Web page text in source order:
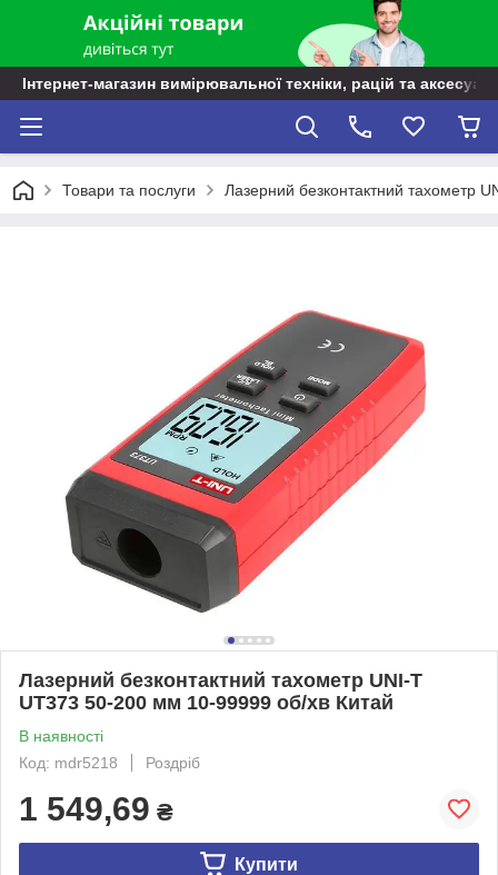
Інтернет-магазин вимірювальної техніки, рацій та
Товари та послуги Лазерний безконтактний тахометр
Лазерний безконтактний тахометр UNI-T
UT373 50-200 мм 10-99999 об/хв Китай
В наявності
Код: mdr5218
Роздріб
1 549,69 ₴
Купити